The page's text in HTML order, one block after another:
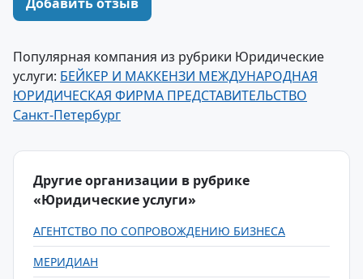
Популярная компания из рубрики Юридические
услуги: БЕЙКЕР И МАККЕНЗИ МЕЖДУНАРОДНАЯ
ЮРИДИЧЕСКАЯ ФИРМА ПРЕДСТАВИТЕЛЬСТВО
Санкт-Петербург
Другие организации в рубрике
«Юридические услуги»
АГЕНТСТВО ПО СОПРОВОЖДЕНИЮ БИЗНЕСА
МЕРИДИАН